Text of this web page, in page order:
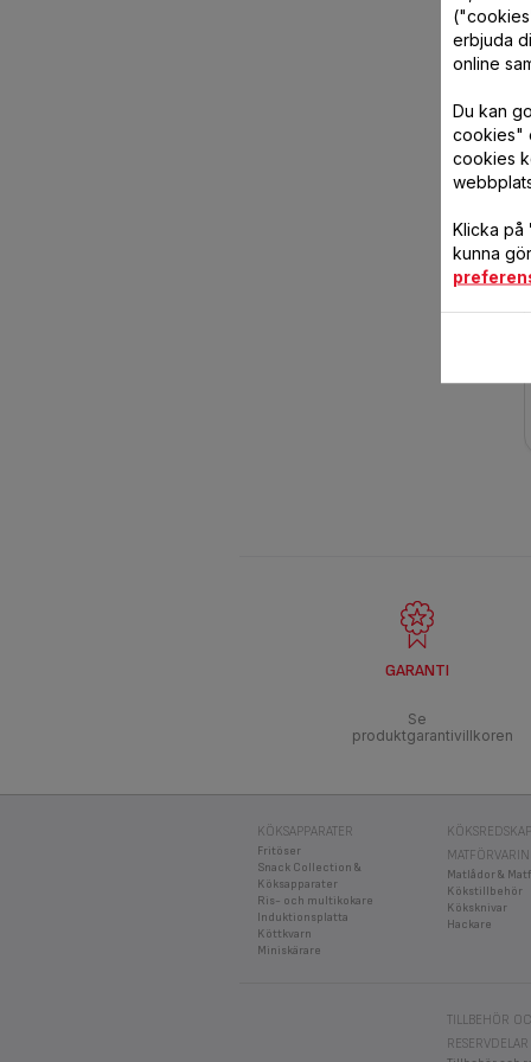
GARANTI
Se
produktgarantivillkoren
KÖKSAPPARATER
Fritöser
Snack Collection &
Köksapparater
Ris- och multikokare
Induktionsplatta
Köttkvarn
Miniskärare
Matlådor &
Kökstillbehör
Köksknivar
Hackare
TILLBEHÖR
RESERVDELAR
erbjuda
online
Du kan
cookies"
cookies
Klicka på
kunna